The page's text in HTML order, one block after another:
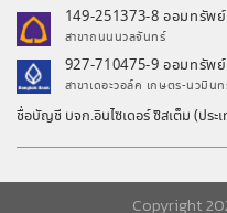
149-251373-8 ออมทรัพย์
สาขาถนนนวลจันทร์
927-710475-9 ออมทรัพย์
สาขาเดอะวอล์ค เกษตร-นวมิน
ชื่อบัญชี บจก.อินไซเดอร์ ซิสเต็ม (ประ
Copyright